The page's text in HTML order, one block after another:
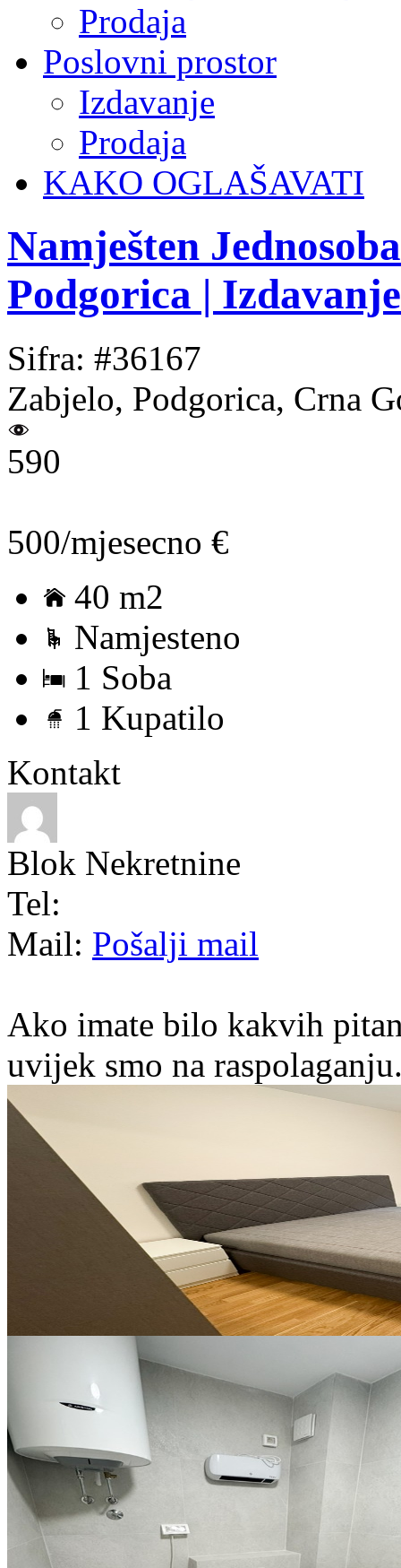
Prodaja
Poslovni prostor
Izdavanje
Prodaja
KAKO OGLAŠAVATI
Namješten
Podgorica |
Sifra: #36167
Zabjelo, Podgorica, Crna
590
500/mjesecno €
40 m2
Namjesteno
1 Soba
1 Kupatilo
Kontakt
Blok Nekretnine
Tel:
Mail: Pošalji mail
Ako imate bilo kakvih
uvijek smo na